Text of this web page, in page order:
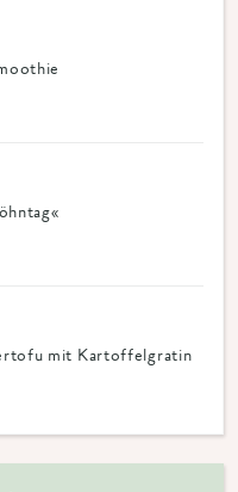
mit Kartoffelgratin